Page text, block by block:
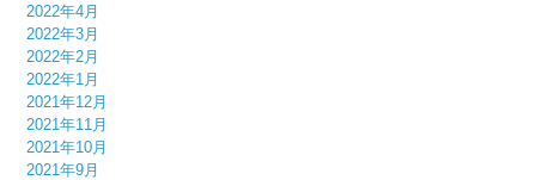
2022年4月
2022年3月
2022年2月
2022年1月
2021年12月
2021年11月
2021年10月
2021年9月